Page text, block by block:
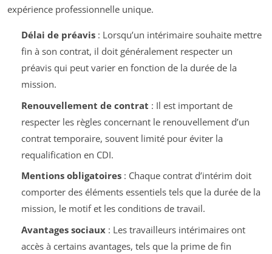
expérience professionnelle unique.
Délai de préavis: Lorsqu’un intérimaire souhaite mettre
fin à son contrat, il doit généralement respecter un
préavis qui peut varier en fonction de la durée de la
mission.
Renouvellement de contrat : Il est important de
respecter les règles concernant le renouvellement d’un
contrat temporaire, souvent limité pour éviter la
requalification en CDI.
Mentions obligatoires: Chaque contrat d’intérim doit
comporter des éléments essentiels tels que la durée de la
mission, le motif et les conditions de travail.
Avantages sociaux: Les travailleurs intérimaires ont
accès à certains avantages, tels que la prime de fin